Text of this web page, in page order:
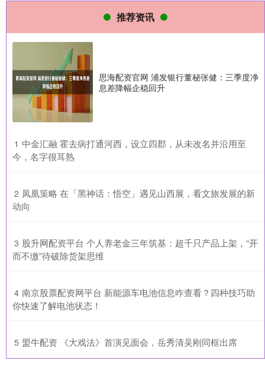
推荐资讯
思海配资官网 浦发银行董秘张健：三季度净
息差降幅企稳回升
1 ​中金汇融 霍去病打通河西，设立四郡，从未改名并沿用至
今，名字很耳熟
2 ​凤凰策略 在「黑神话：悟空」遇见山西展，看文旅发展的新
动向
3 ​股升网配资平台 个人养老金三年筑基：超千只产品上架，“开
而不缴”待破除货架思维
4 ​南京股票配资网平台 新能源车电池信息咋查看？四种技巧助
你快速了解电池状态！
5 ​盟牛配资 《大戏法》首演见面会，岳秀清吴刚同框出席